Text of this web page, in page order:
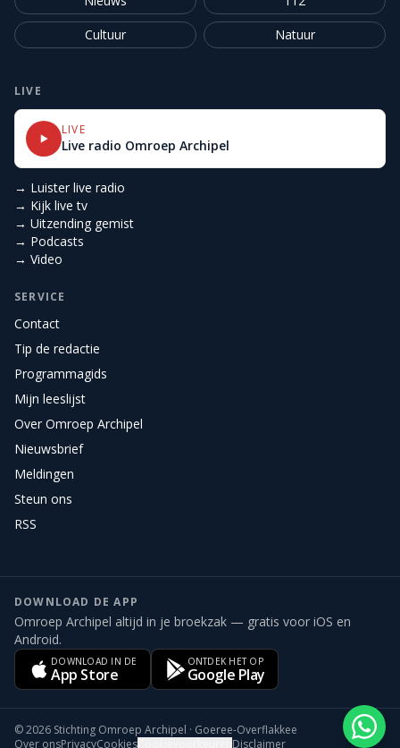
Cultuur
Natuur
LIVE
LIVE
Live radio Omroep Archipel
→ Luister live radio
→ Kijk live tv
→ Uitzending gemist
→ Podcasts
→ Video
SERVICE
Contact
Tip de redactie
Programmagids
Mijn leeslijst
Over Omroep Archipel
Nieuwsbrief
Meldingen
Steun ons
RSS
DOWNLOAD DE APP
Omroep Archipel altijd in je broekzak — gratis voor iOS en
Android.
DOWNLOAD IN DE
App Store
ONTDEK HET OP
Google Play
©2026 Stichting Omroep Archipel · Goeree-Overflakkee
Over onsPrivacyCookies Disclaimer